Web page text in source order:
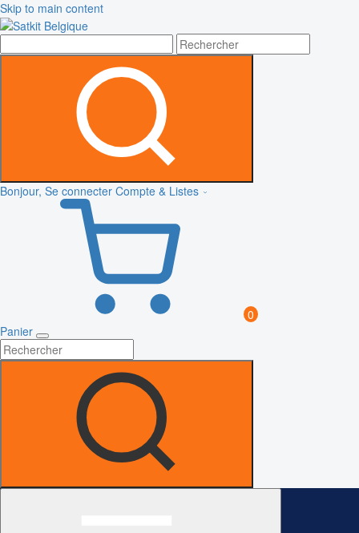
Skip to main content
Bonjour, Se connecter Compte & Listes
0
Panier